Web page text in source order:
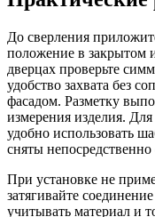
До сверления
положение в закрытом
дверцах проверьте
удобство захвата без
фасадом. Разметку
измерения изделия.
удобно использовать
сняты
При установке не
затягивайте
учитывать материал и